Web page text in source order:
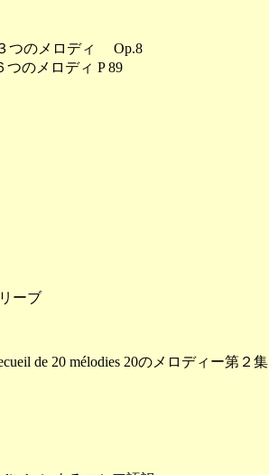
つのメロディ Op.8
のメロディ P 89
ーブ
de 20 mélodies 20のメロディー第２集